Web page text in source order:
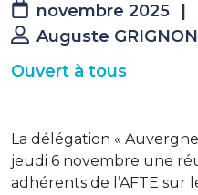
novembre 2025
Auguste
Ouvert à tous
La délégation «
jeudi 6 novembre une
adhérents de l’AFTE sur